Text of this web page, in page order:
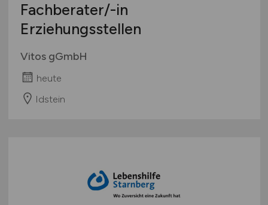
Fachberater/-in
Erziehungsstellen
Vitos gGmbH
heute
Idstein